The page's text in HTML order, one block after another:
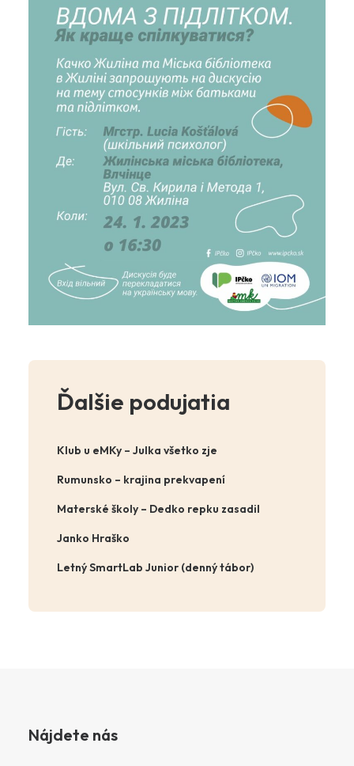
Ďalšie podujatia
Klub u eMKy – Julka všetko zje
Rumunsko – krajina prekvapení
Materské školy – Dedko repku zasadil
Janko Hraško
Letný SmartLab Junior (denný tábor)
Nájdete nás